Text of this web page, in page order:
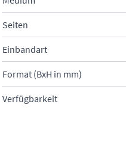
Seiten
Einbandart
Format (BxH in mm)
Verfügbarkeit